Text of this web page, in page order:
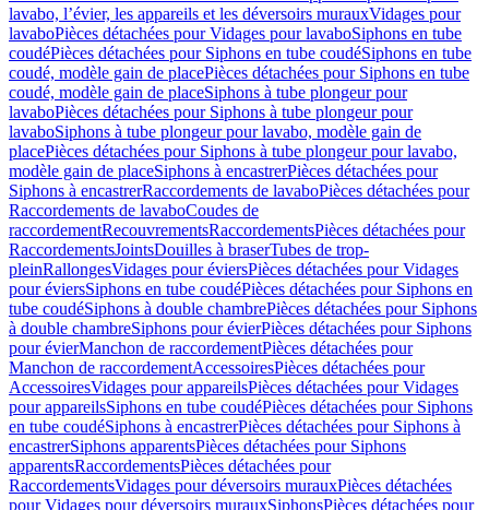
lavabo, l’évier, les appareils et les déversoirs murauxVidages pour
lavaboPièces détachées pour Vidages pour lavaboSiphons en tube
coudéPièces détachées pour Siphons en tube coudéSiphons en tube
coudé, modèle gain de placePièces détachées pour Siphons en tube
coudé, modèle gain de placeSiphons à tube plongeur pour
lavaboPièces détachées pour Siphons à tube plongeur pour
lavaboSiphons à tube plongeur pour lavabo, modèle gain de
placePièces détachées pour Siphons à tube plongeur pour lavabo,
modèle gain de placeSiphons à encastrerPièces détachées pour
Siphons à encastrerRaccordements de lavaboPièces détachées pour
Raccordements de lavaboCoudes de
raccordementRecouvrementsRaccordementsPièces détachées pour
RaccordementsJointsDouilles à braserTubes de trop-
pleinRallongesVidages pour éviersPièces détachées pour Vidages
pour éviersSiphons en tube coudéPièces détachées pour Siphons en
tube coudéSiphons à double chambrePièces détachées pour Siphons
à double chambreSiphons pour évierPièces détachées pour Siphons
pour évierManchon de raccordementPièces détachées pour
Manchon de raccordementAccessoiresPièces détachées pour
AccessoiresVidages pour appareilsPièces détachées pour Vidages
pour appareilsSiphons en tube coudéPièces détachées pour Siphons
en tube coudéSiphons à encastrerPièces détachées pour Siphons à
encastrerSiphons apparentsPièces détachées pour Siphons
apparentsRaccordementsPièces détachées pour
RaccordementsVidages pour déversoirs murauxPièces détachées
pour Vidages pour déversoirs murauxSiphonsPièces détachées pour